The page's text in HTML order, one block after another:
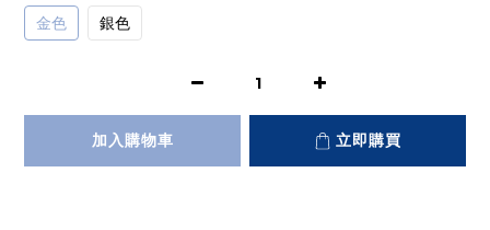
金色 銀色
加入購物車 立即購買